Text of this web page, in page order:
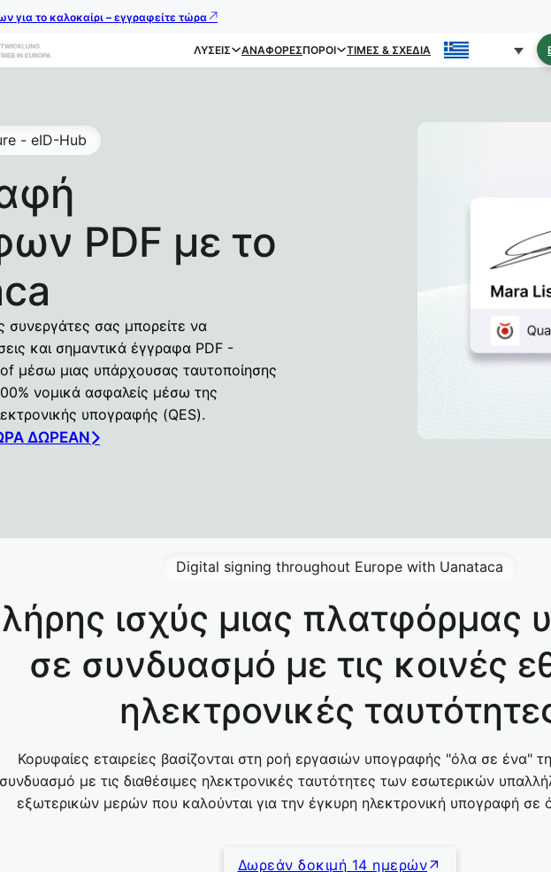
για το καλοκαίρι – εγγραφείτε τώρα
ΛΎΣΕΙΣ ΑΝΑΦΟΡΈΣΠΌΡΟΙ ΤΙΜΈΣ & ΣΧΈΔΙΑ
PDF με το
- eID-Hub
συνεργάτες σας μπορείτε να
και σημαντικά έγγραφα PDF -
μέσω μιας υπάρχουσας ταυτοποίησης
νομικά ασφαλείς μέσω της
υπογραφής (QES).
ΔΩΡΕΆΝ
ισχύς μιας πλατφόρμας
σε συνδυασμό με τις κοινές
ηλεκτρονικές
Κορυφαίες εταιρείες βασίζονται στη ροή εργασιών υπογραφής "όλα σε ένα"
συνδυασμό με τις διαθέσιμες ηλεκτρονικές ταυτότητες των εσωτερικών
εξωτερικών μερών που καλούνται για την έγκυρη ηλεκτρονική υπογραφή σε
Digital signing throughout Europe with Uanataca
Δωρεάν δοκιμή 14 ημερών